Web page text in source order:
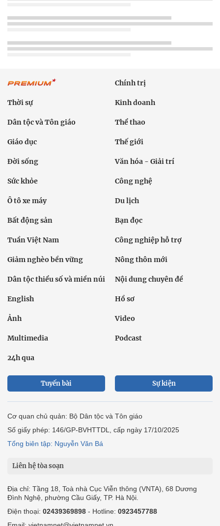
Chính trị
Thời sự Kinh doanh
Dân tộc và Tôn giáo Thể thao
Giáo dục Thế giới
Đời sống Văn hóa - Giải trí
Sức khỏe Công nghệ
Ô tô xe máy Du lịch
Bất động sản Bạn đọc
Tuần Việt Nam Công nghiệp hỗ trợ
Giảm nghèo bền vững Nông thôn mới
Dân tộc thiểu số và miền núi Nội dung chuyên đề
English Hồ sơ
Ảnh Video
Multimedia Podcast
24h qua
Tuyến bài Sự kiện
Cơ quan chủ quản: Bộ Dân tộc và Tôn giáo
Số giấy phép: 146/GP-BVHTTDL, cấp ngày 17/10/2025
Tổng biên tập: Nguyễn Văn Bá
Liên hệ tòa soạn
Địa chỉ: Tầng 18, Toà nhà Cục Viễn thông (VNTA), 68 Dương
Đình Nghệ, phường Cầu Giấy, TP. Hà Nội.
Điện thoại: 02439369898 - Hotline: 0923457788